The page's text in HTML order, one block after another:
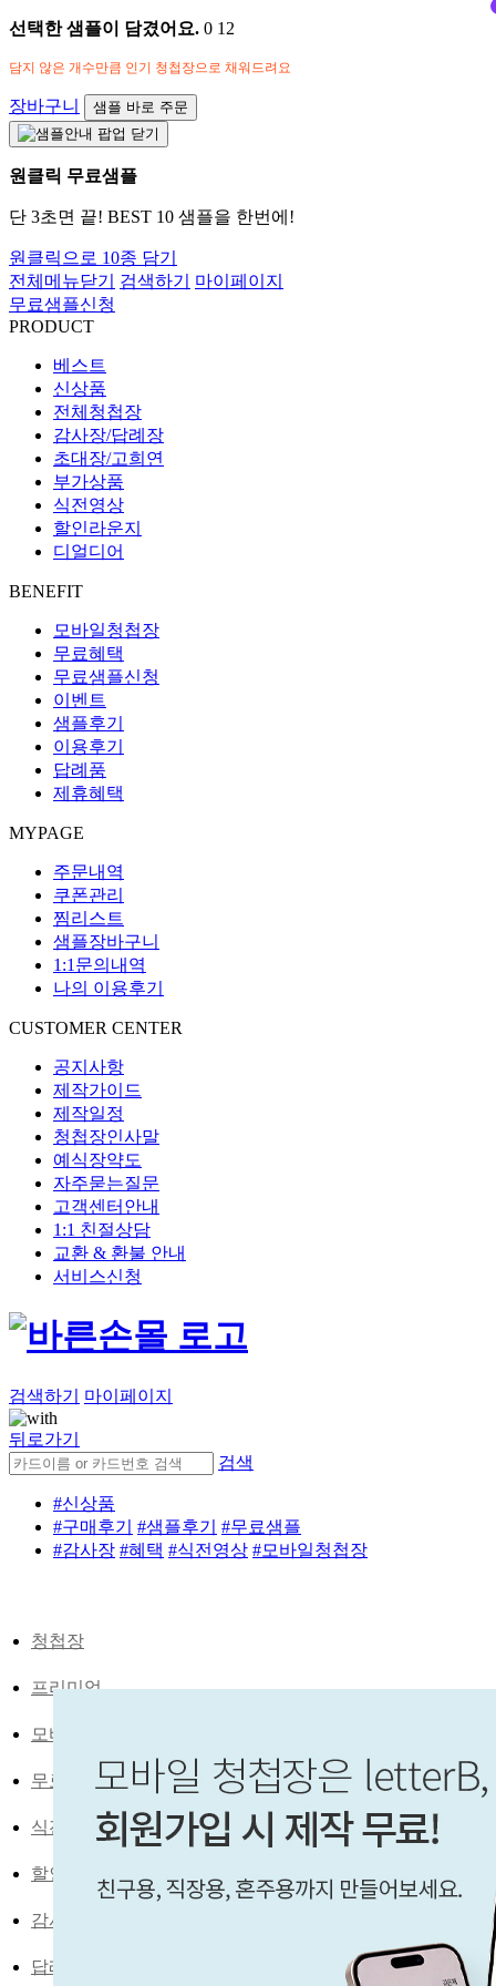
선택한 샘플이 담겼어요. 0 12
담지 않은 개수만큼 인기 청첩장으로 채워드려요
장바구니 샘플 바로 주문
원클릭 무료샘플
단 3초면 끝! BEST 10 샘플을 한번에!
원클릭으로 10종 담기
전체메뉴닫기
검색하기
마이페이지
무료샘플신청
PRODUCT
베스트
신상품
전체청첩장
감사장/답례장
초대장/고희연
부가상품
식전영상
할인라운지
디얼디어
BENEFIT
모바일청첩장
무료혜택
무료샘플신청
이벤트
샘플후기
이용후기
답례품
제휴혜택
MYPAGE
주문내역
쿠폰관리
찜리스트
샘플장바구니
1:1문의내역
나의 이용후기
CUSTOMER CENTER
공지사항
제작가이드
제작일정
청첩장인사말
예식장약도
자주묻는질문
고객센터안내
1:1 친절상담
교환 & 환불 안내
서비스신청
검색하기 마이페이지
뒤로가기
검색
#신상품
#구매후기
#샘플후기
#무료샘플
#감사장 #혜택 #식전영상 #모바일청첩장
청첩장
프리미엄
모바일청첩장
무료샘플
식전영상
할인라운지
감사장
답례품